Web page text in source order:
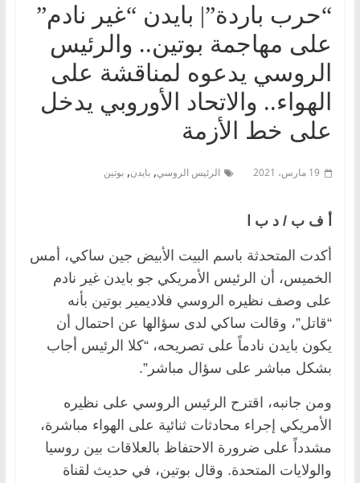
“حرب باردة”| بايدن “غير نادم”
على مهاجمة بوتين.. والرئيس
الروسي يدعوه لمناقشة على
الهواء.. والاتحاد الأوروبي يدخل
على خط الأزمة
19 مارس، 2021 الرئيس الروسي, بايدن, بوتين
أ ف ب / د ب ا
أكدت المتحدثة باسم البيت الأبيض جين ساكي، أمس
الخميس، أن الرئيس الأمريكي جو بايدن غير نادم
على وصف نظيره الروسي فلاديمير بوتين بأنه
“قاتل”، وقالت ساكي لدى سؤالها عن احتمال أن
يكون بايدن نادماً على تصريحه، “كلا الرئيس أجاب
بشكل مباشر على سؤال مباشر”.
ومن جانبه، اقترح الرئيس الروسي على نظيره
الأمريكي إجراء محادثات ثنائية على الهواء مباشرة،
مشدداً على ضرورة الاحتفاظ بالعلاقات بين روسيا
والولايات المتحدة. وقال بوتين، في حديث لقناة